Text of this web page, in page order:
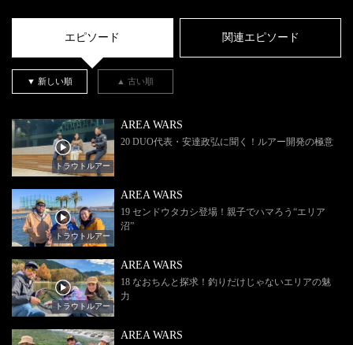
エピソード 関連エピソード
▼ 新しい順 ▲ 古い順
トラウトルアー
AREA WARS
20 DUO代表・安達政弘に聞く！ルアー開発の極意
トラウトルアー
AREA WARS
19 センドウタカシ登場！親子でハマろう“エリア
沼”
トラウトルアー
AREA WARS
18 なおちんと探求！釣りだけじゃないエリアの魅
力
AREA WARS